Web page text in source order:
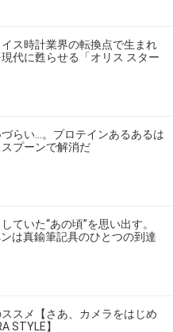
ス時計業界の転換点で生まれ
代に甦らせる「オリス スター
らい…。プロテインあるあるは
プーンで解消だ
ていた“あの頃”を思い出す。
は真鍮筆記具のひとつの到達
スメ【さあ、カメラをはじめ
STYLE】